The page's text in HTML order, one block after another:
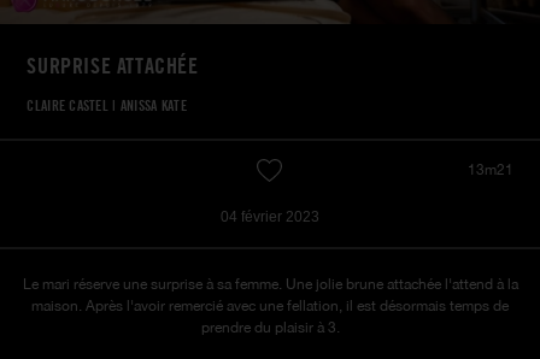
SURPRISE ATTACHÉE
CLAIRE CASTEL | ANISSA KATE
13m21
04 février 2023
Le mari réserve une surprise à sa femme. Une jolie brune attachée l'attend à la
maison. Après l'avoir remercié avec une fellation, il est désormais temps de
prendre du plaisir à 3.